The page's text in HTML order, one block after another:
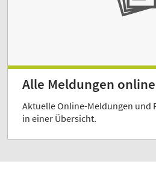
Alle Meldungen online
Aktuelle Online-Meldungen und
in einer Übersicht.